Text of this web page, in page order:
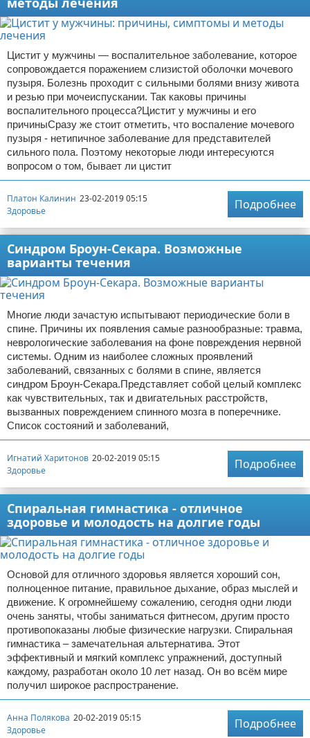
Цистит у мужчины — воспалительное заболевание, которое
сопровождается поражением слизистой оболочки мочевого
пузыря. Болезнь проходит с сильными болями внизу живота
и резью при мочеиспускании. Так каковы причины
воспалительного процесса?Цистит у мужчины и его
причиныСразу же стоит отметить, что воспаление мочевого
пузыря - нетипичное заболевание для представителей
сильного пола. Поэтому некоторые люди интересуются
вопросом о том, бывает ли цистит
Платон Калинин 23-02-2019 05:15
Здоровье
Подробнее
Синдром Броун-Секара. Возможные
варианты течения
Многие люди зачастую испытывают периодические боли в
спине. Причины их появления самые разнообразные: травма,
неврологические заболевания на фоне повреждения нервной
системы. Одним из наиболее сложных проявлений
заболеваний, связанных с болями в спине, является
синдром Броун-Секара.Представляет собой целый комплекс
как чувствительных, так и двигательных расстройств,
вызванных повреждением спинного мозга в поперечнике.
Список состояний и заболеваний,
Игнатий Харитонов 20-02-2019 05:15
Здоровье
Подробнее
Спиральная гимнастика - отличное
здоровье и молодость на долгие годы
Основой для отличного здоровья является хороший сон,
полноценное питание, правильное дыхание, образ мыслей и
движение. К огромнейшему сожалению, сегодня одни люди
очень заняты, чтобы заниматься фитнесом, другим просто
противопоказаны любые физические нагрузки. Спиральная
гимнастика – замечательная альтернатива. Этот
эффективный и мягкий комплекс упражнений, доступный
каждому, разработан около 10 лет назад. Он во всём мире
получил широкое распространение.
Анна Полякова 20-02-2019 05:15
Здоровье
Подробнее